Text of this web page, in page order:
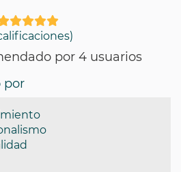
por 4 usuarios
por